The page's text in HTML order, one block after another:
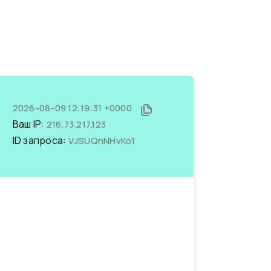
2026-08-09 12:19:31 +0000
Ваш IP: 216.73.217.123
ID запроса: VJSUQnNHvKo1